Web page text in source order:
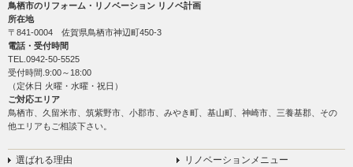
鳥栖市のリフォーム・リノベーション リノベ計画
所在地
〒841-0004 佐賀県鳥栖市神辺町450-3
電話・受付時間
TEL. 0942-50-5525
受付時間.9:00～18:00
（定休日 火曜・水曜・祝日）
ご対応エリア
鳥栖市、久留米市、筑紫野市、小郡市、みやき町、基山町、神崎市、三養基郡、その
他エリアもご相談下さい。
選ばれる理由
リノベーションメニュー